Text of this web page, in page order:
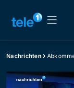
Nachrichten